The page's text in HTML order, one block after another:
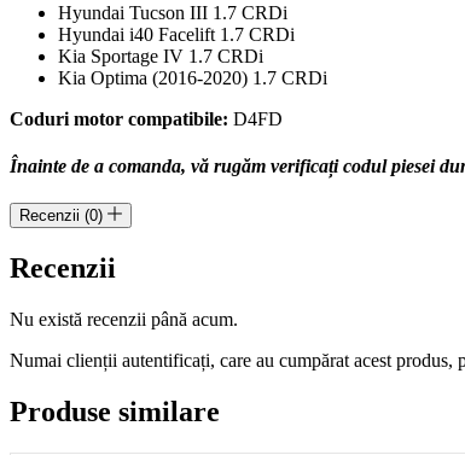
Hyundai Tucson III 1.7 CRDi
Hyundai i40 Facelift 1.7 CRDi
Kia Sportage IV 1.7 CRDi
Kia Optima (2016-2020) 1.7 CRDi
Coduri motor compatibile: D4FD
Înainte de a comanda, vă rugăm verificați codul piesei
Recenzii (0)
Recenzii
Nu există recenzii până acum.
Numai clienții autentificați, care au cumpărat acest produs,
Produse similare